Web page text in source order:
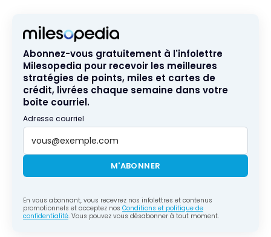
Abonnez-vous gratuitement à l'infolettre
Milesopedia pour recevoir les meilleures
stratégies de points, miles et cartes de
crédit, livrées chaque semaine dans votre
boîte courriel.
Adresse courriel
M'ABONNER
En vous abonnant, vous recevrez nos infolettres et contenus
promotionnels et acceptez nos Conditions et politique de
confidentialité. Vous pouvez vous désabonner à tout moment.